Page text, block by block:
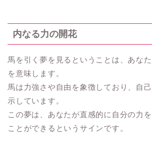
内なる力の開花
馬を引く夢を見るということは、あな
を意味します。
馬は力強さや自由を象徴しており、自
示しています。
この夢は、あなたが直感的に自分の力
ことができるというサインです。